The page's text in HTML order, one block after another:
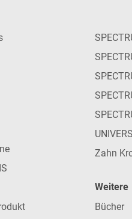
Zahn
Weitere
Bücher